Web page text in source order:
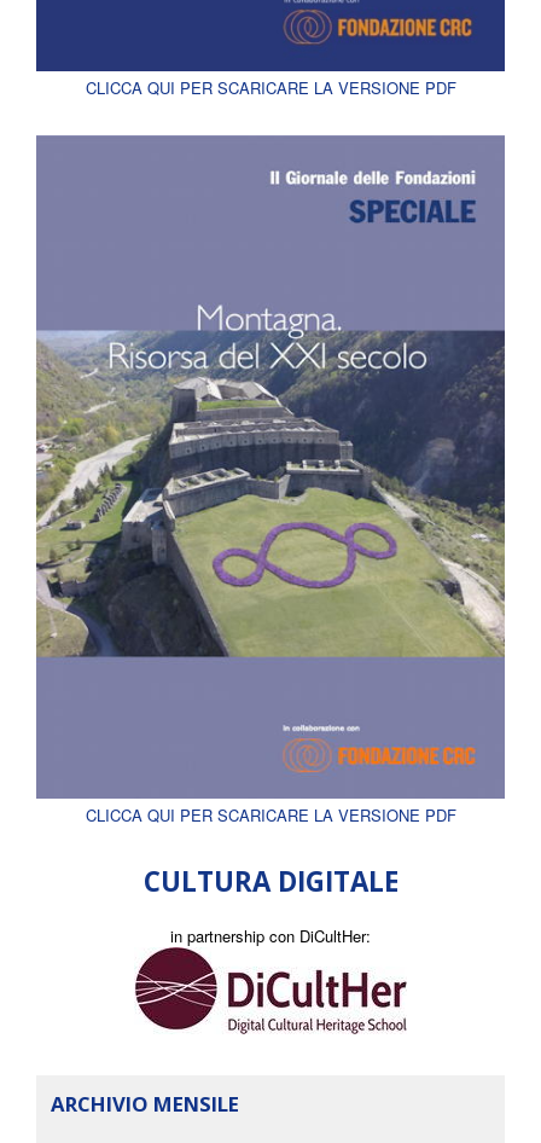
CLICCA QUI PER SCARICARE LA VERSIONE PDF
CLICCA QUI PER SCARICARE LA VERSIONE PDF
CULTURA DIGITALE
in partnership con DiCultHer:
ARCHIVIO MENSILE